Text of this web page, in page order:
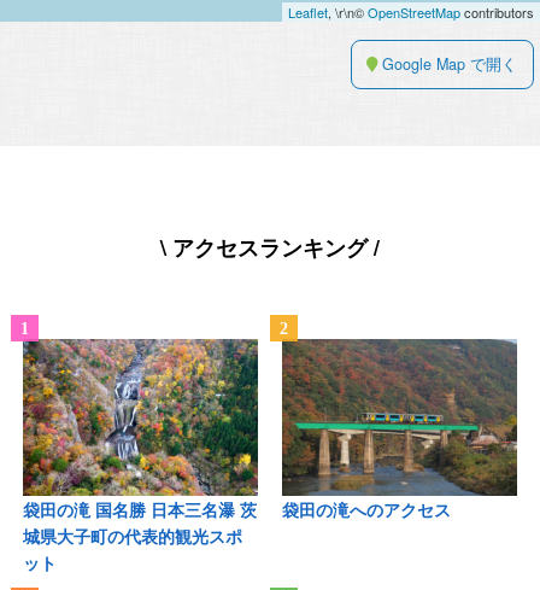
Leaflet, \r\n©OpenStreetMapcontributors
Google Map で開く
\ アクセスランキング /
袋田の滝 国名勝 日本三名瀑 茨
城県大子町の代表的観光スポ
ット
袋田の滝へのアクセス